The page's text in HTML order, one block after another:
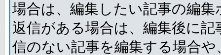
場合は、編集したい記事の編
返信がある場合は、編集後に
信のない記事を編集する場合